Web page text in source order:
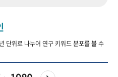
단위로 나누어 연구 키워드 분포를 볼 수